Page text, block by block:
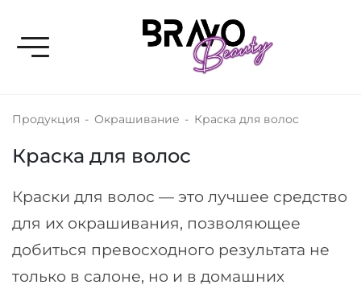
Toggle navigation
Продукция - Окрашивание - Краска для волос
Краска для волос
Краски для волос — это лучшее средство
для их окрашивания, позволяющее
добиться превосходного результата не
только в салоне, но и в домашних